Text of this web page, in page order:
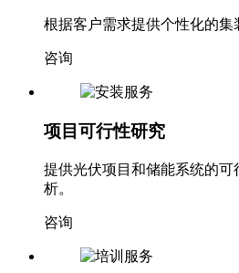
根据客户需求提供个性化的集
咨询
项目可行性研究
提供光伏项目和储能系统的可
析。
咨询